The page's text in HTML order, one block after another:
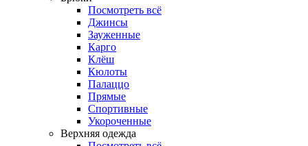
Посмотреть всё
Джинсы
Зауженные
Карго
Клёш
Кюлоты
Палаццо
Прямые
Спортивные
Укороченные
Верхняя одежда